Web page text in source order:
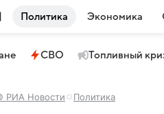
Политика Экономика
СВО Топливный
РИА Новости Политика